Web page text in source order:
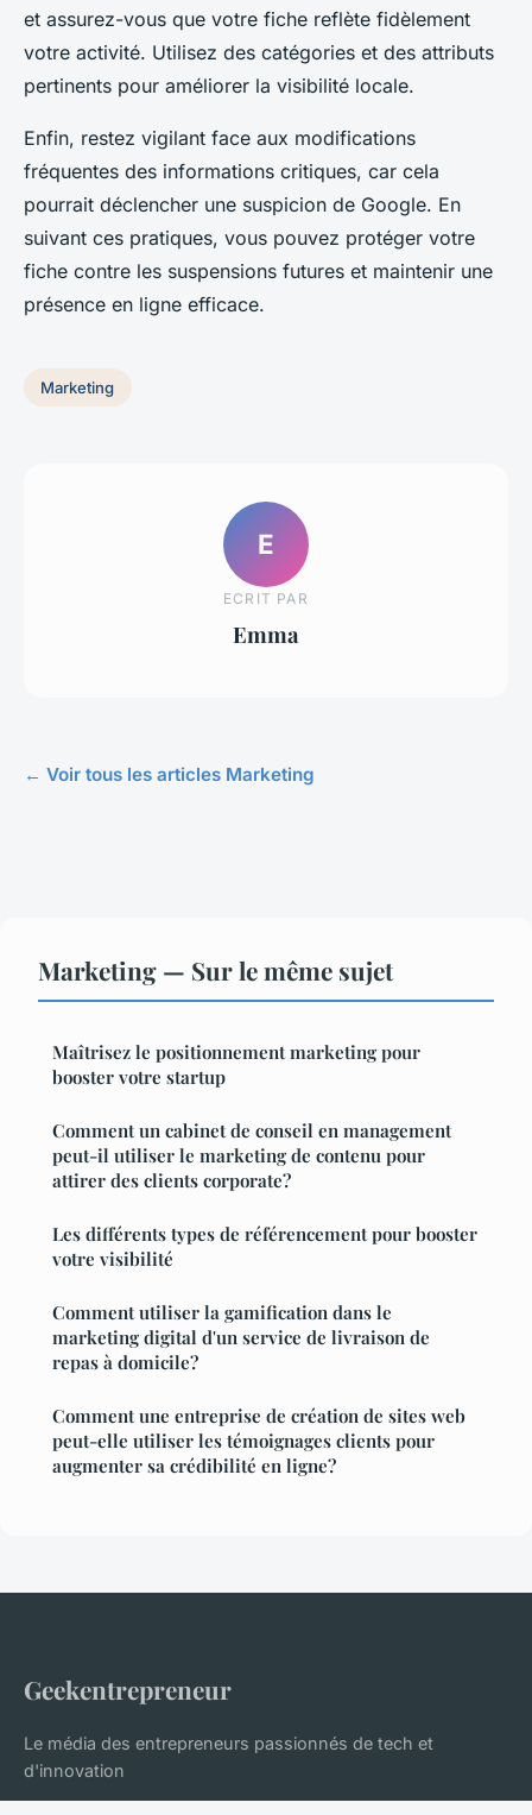
et assurez-vous que votre fiche reflète fidèlement
votre activité. Utilisez des catégories et des attributs
pertinents pour améliorer la visibilité locale.
Enfin, restez vigilant face aux modifications
fréquentes des informations critiques, car cela
pourrait déclencher une suspicion de Google. En
suivant ces pratiques, vous pouvez protéger votre
fiche contre les suspensions futures et maintenir une
présence en ligne efficace.
Marketing
E
ECRIT PAR
Emma
← Voir tous les articles Marketing
Marketing — Sur le même sujet
Maîtrisez le positionnement marketing pour
booster votre startup
Comment un cabinet de conseil en management
peut-il utiliser le marketing de contenu pour
attirer des clients corporate?
Les différents types de référencement pour booster
votre visibilité
Comment utiliser la gamification dans le
marketing digital d'un service de livraison de
repas à domicile?
Comment une entreprise de création de sites web
peut-elle utiliser les témoignages clients pour
augmenter sa crédibilité en ligne?
Geekentrepreneur
Le média des entrepreneurs passionnés de tech et
d'innovation